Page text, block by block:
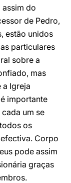
do
de Pedro,
estão unidos
particulares
sobre a
mas
a Igreja
importante
um se
os
Corpo
pode assim
graças